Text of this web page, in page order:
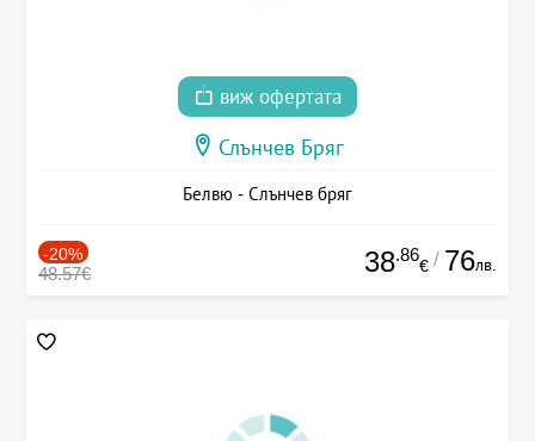
виж офертата
Слънчев Бряг
Белвю - Слънчев бряг
-20%
48.57€ 38.86
€ / 76лв.